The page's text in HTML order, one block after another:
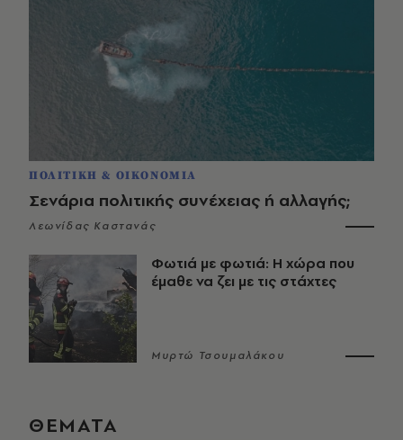
ΠΟΛΙΤΙΚΗ & ΟΙΚΟΝΟΜΙΑ
Σενάρια πολιτικής συνέχειας ή αλλαγής;
Λεωνίδας Καστανάς
Φωτιά με φωτιά: Η χώρα που
έμαθε να ζει με τις στάχτες
Μυρτώ Τσουμαλάκου
ΘΕΜΑΤΑ